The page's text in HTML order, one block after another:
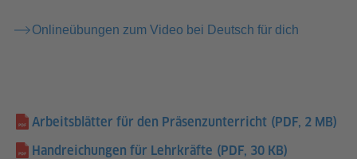
Mehr Informationen
Onlineübungen zum Video bei Deutsch für dich
Arbeitsblätter für den Präsenzunterricht (PDF, 2 MB)
Handreichungen für Lehrkräfte (PDF, 30 KB)